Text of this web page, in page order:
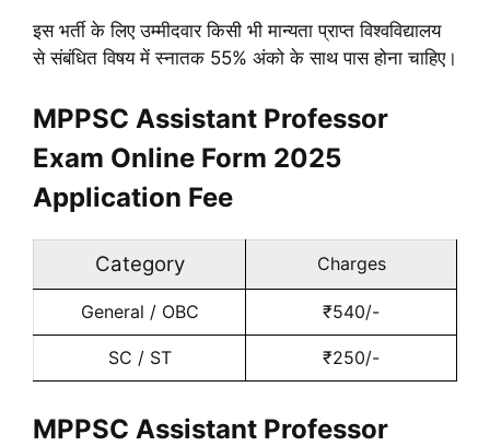
इस भर्ती के लिए उम्मीदवार किसी भी मान्यता प्राप्त विश्वविद्यालय
से संबंधित विषय में स्नातक 55% अंको के साथ पास होना चाहिए।
MPPSC Assistant Professor
Exam Online Form 2025
Application Fee
Category Charges
General / OBC ₹540/-
SC / ST ₹250/-
MPPSC Assistant Professor